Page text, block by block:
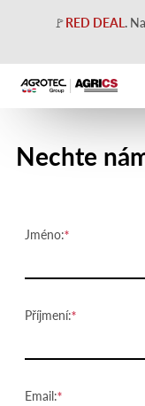
🚩RED DEAL.
Nechte
Jméno:
Příjmení:
Email: